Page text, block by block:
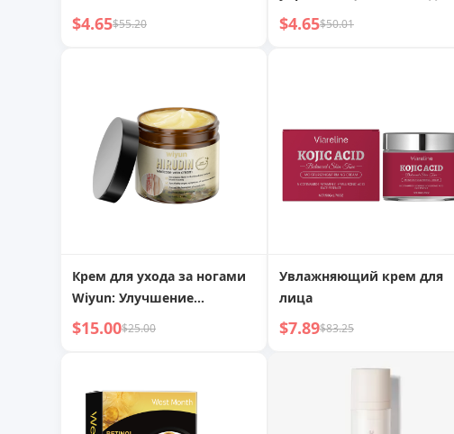
$4.65$55.20
лица
$4.65$50.01
Крем для ухода за ногами
Wiyun: Улучшение
внешнего вида ног, снятие
дискомфорта
$15.00$25.00
Увлажняющий крем для
лица
$7.89$83.25